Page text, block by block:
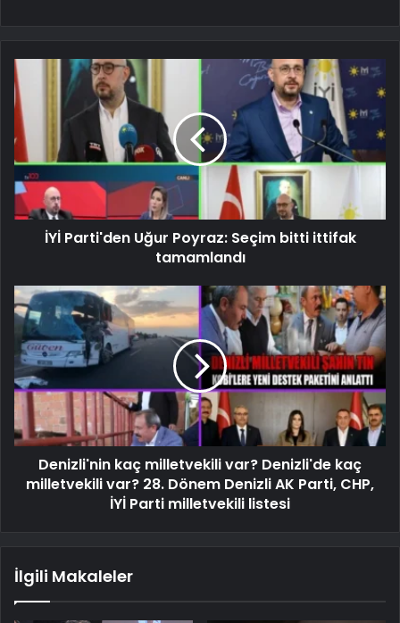
İYİ Parti'den Uğur Poyraz: Seçim bitti ittifak
tamamlandı
Denizli'nin kaç milletvekili var? Denizli'de kaç
milletvekili var? 28. Dönem Denizli AK Parti, CHP,
İYİ Parti milletvekili listesi
İlgili Makaleler